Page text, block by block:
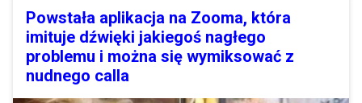
Powstała aplikacja na Zooma, która
imituje dźwięki jakiegoś nagłego
problemu i można się wymiksować z
nudnego calla